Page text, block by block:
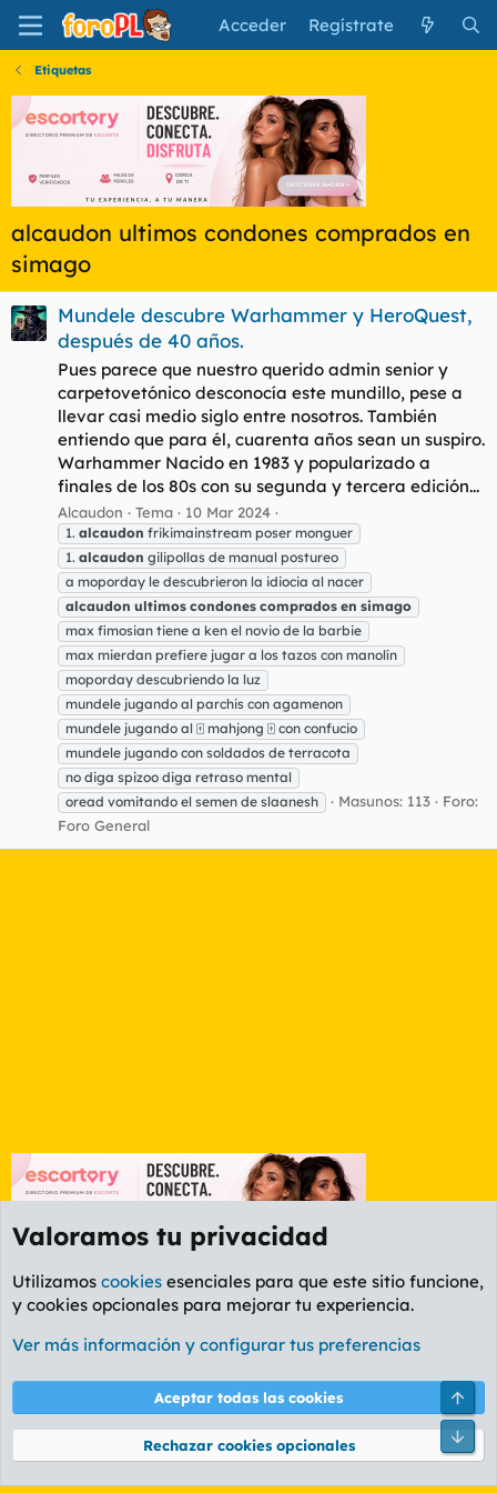
Acceder Regístrate
Etiquetas
alcaudon ultimos condones comprados en
simago
Mundele descubre Warhammer y HeroQuest,
después de 40 años.
Pues parece que nuestro querido admin senior y
carpetovetónico desconocía este mundillo, pese a
llevar casi medio siglo entre nosotros. También
entiendo que para él, cuarenta años sean un suspiro.
Warhammer Nacido en 1983 y popularizado a
finales de los 80s con su segunda y tercera edición...
Alcaudon Tema 10 Mar 2024
1. alcaudon frikimainstream poser monguer
1. alcaudon gilipollas de manual postureo
a moporday le descubrieron la idiocia al nacer
alcaudon ultimos condones comprados en simago
max fimosian tiene a ken el novio de la barbie
max mierdan prefiere jugar a los tazos con manolín
moporday descubriendo la luz
mundele jugando al parchis con agamenon
mundele jugando al 🀄 mahjong 🀄 con confucio
mundele jugando con soldados de terracota
no diga spizoo diga retraso mental
oread vomitando el semen de slaanesh
Masunos: 113
Foro:
Foro General
Etiquetas
Cookies
PL OLDSTYLE AMARILLO
Términos y reglas Política de privacidad Ayuda
Community platform by XenForo® © 2010-2026 XenForo Ltd.
Valoramos tu privacidad
Utilizamos cookies esenciales para que este sitio funcione,
y cookies opcionales para mejorar tu experiencia.
Ver más información y configurar tus preferencias
Aceptar todas las cookies
Rechazar cookies opcionales
Pie